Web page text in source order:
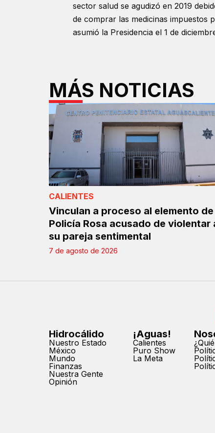
sector salud se agudizó en 2019
de comprar las medicinas impuestos
asumió la Presidencia el 1 de
MÁS NOTICIAS
CALIENTES
Vinculan a proceso al elemento de
Policía Rosa acusado de violentar
su pareja sentimental
7 de agosto de 2026
Hidrocálido
Nuestro Estado
México
Mundo
Finanzas
Nuestra Gente
Opinión
¡Aguas!
Calientes
Puro Show
La Meta